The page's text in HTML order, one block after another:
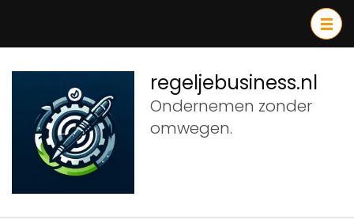
inhoud
(druk
Enter)
regeljebusiness.nl
Ondernemen zonder
omwegen.